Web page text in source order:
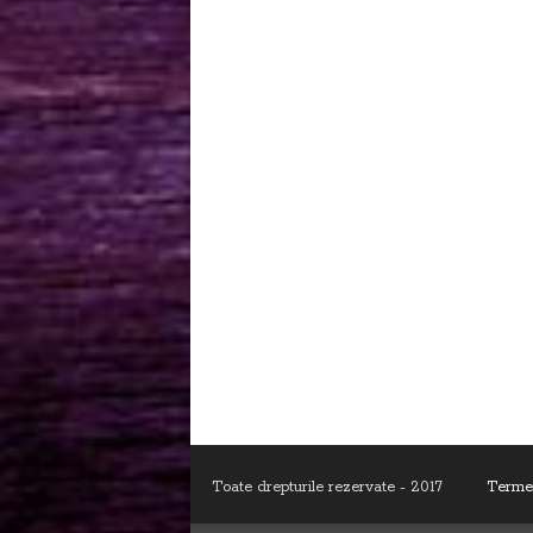
Toate drepturile rezervate - 2017